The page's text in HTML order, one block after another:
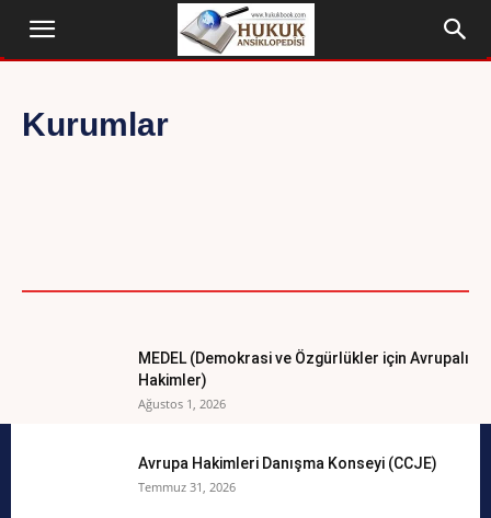
Kurumlar
MEDEL (Demokrasi ve Özgürlükler için Avrupalı
Hakimler)
Ağustos 1, 2026
Avrupa Hakimleri Danışma Konseyi (CCJE)
Temmuz 31, 2026